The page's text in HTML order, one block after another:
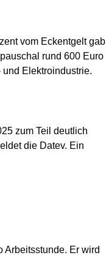
vom Eckentgelt gab
rund 600 Euro
Elektroindustrie.
zum Teil deutlich
die Datev. Ein
Arbeitsstunde. Er wird